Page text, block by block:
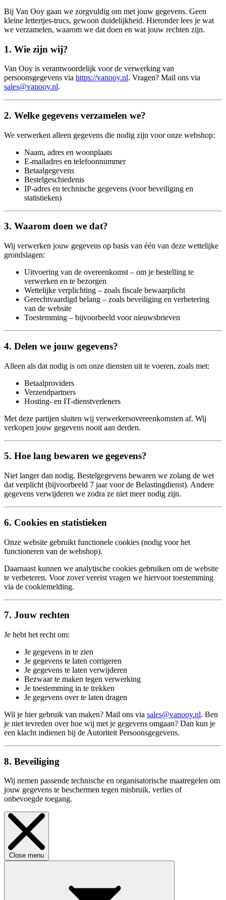
Bij Van Ooy gaan we zorgvuldig om met jouw gegevens. Geen
kleine lettertjes-trucs, gewoon duidelijkheid. Hieronder lees je wat
we verzamelen, waarom we dat doen en wat jouw rechten zijn.
1. Wie zijn wij?
Van Ooy is verantwoordelijk voor de verwerking van
persoonsgegevens via https://vanooy.nl. Vragen? Mail ons via
sales@vanooy.nl.
2. Welke gegevens verzamelen we?
We verwerken alleen gegevens die nodig zijn voor onze webshop:
Naam, adres en woonplaats
E-mailadres en telefoonnummer
Betaalgegevens
Bestelgeschiedenis
IP-adres en technische gegevens (voor beveiliging en
statistieken)
3. Waarom doen we dat?
Wij verwerken jouw gegevens op basis van één van deze wettelijke
grondslagen:
Uitvoering van de overeenkomst – om je bestelling te
verwerken en te bezorgen
Wettelijke verplichting – zoals fiscale bewaarplicht
Gerechtvaardigd belang – zoals beveiliging en verbetering
van de website
Toestemming – bijvoorbeeld voor nieuwsbrieven
4. Delen we jouw gegevens?
Alleen als dat nodig is om onze diensten uit te voeren, zoals met:
Betaalproviders
Verzendpartners
Hosting- en IT-dienstverleners
Met deze partijen sluiten wij verwerkersovereenkomsten af. Wij
verkopen jouw gegevens nooit aan derden.
5. Hoe lang bewaren we gegevens?
Niet langer dan nodig. Bestelgegevens bewaren we zolang de wet
dat verplicht (bijvoorbeeld 7 jaar voor de Belastingdienst). Andere
gegevens verwijderen we zodra ze niet meer nodig zijn.
6. Cookies en statistieken
Onze website gebruikt functionele cookies (nodig voor het
functioneren van de webshop).
Daarnaast kunnen we analytische cookies gebruiken om de website
te verbeteren. Voor zover vereist vragen we hiervoor toestemming
via de cookiemelding.
7. Jouw rechten
Je hebt het recht om:
Je gegevens in te zien
Je gegevens te laten corrigeren
Je gegevens te laten verwijderen
Bezwaar te maken tegen verwerking
Je toestemming in te trekken
Je gegevens over te laten dragen
Wil je hier gebruik van maken? Mail ons via sales@vanooy.nl. Ben
je niet tevreden over hoe wij met je gegevens omgaan? Dan kun je
een klacht indienen bij de Autoriteit Persoonsgegevens.
8. Beveiliging
Wij nemen passende technische en organisatorische maatregelen om
jouw gegevens te beschermen tegen misbruik, verlies of
onbevoegde toegang.
Close menu